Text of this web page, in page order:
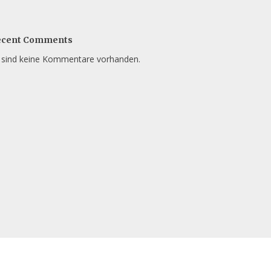
Comments
sind keine Kommentare vorhanden.